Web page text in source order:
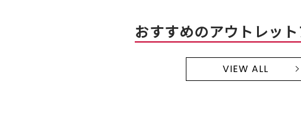
おすすめのアウトレッ
VIEW ALL